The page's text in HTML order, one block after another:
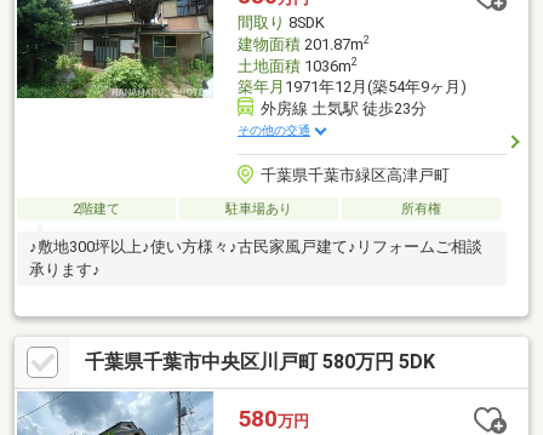
間取り 8SDK
建物面積201.87m2
土地面積1036m2
築年月 1971年12月(築54年9ヶ月)
外房線 土気駅 徒歩23分
その他の交通
千葉県千葉市緑区高津戸町
2階建て 駐車場あり 所有権
♪敷地300坪以上♪使い方様々♪古民家風戸建て♪リフォームご相談
承ります♪
千葉県千葉市中央区川戸町 580万円 5DK
580万円